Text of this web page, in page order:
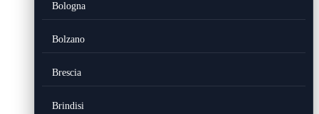
Bologna
Bolzano
Brescia
Brindisi